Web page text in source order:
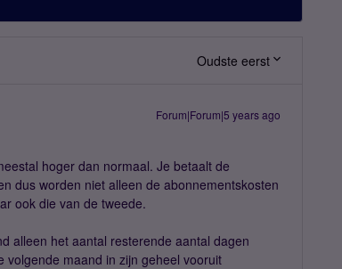
Oudste eerst
Forum|Forum|5 years ago
hoger dan normaal. Je betaalt de
dus worden niet alleen de abonnementskosten
ook die van de tweede.
alleen het aantal resterende aantal dagen
maand in zijn geheel vooruit